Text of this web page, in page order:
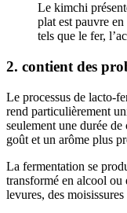
Le kimchi
plat est pauvre
tels que le fer,
2. contient des
Le processus de lacto-
rend particulièrement
seulement une durée
goût et un arôme plus
La fermentation se
transformé en alcool ou
levures, des